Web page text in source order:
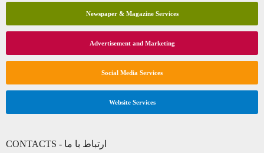
Newspaper & Magazine Services
Advertisement and Marketing
Social Media Services
Website Services
CONTACTS - ارتباط با ما